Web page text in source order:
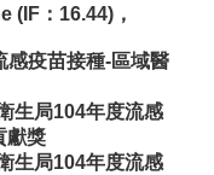
(IF：16.44)，
感疫苗接種-區域醫
生局104年度流感
獻獎
生局104年度流感